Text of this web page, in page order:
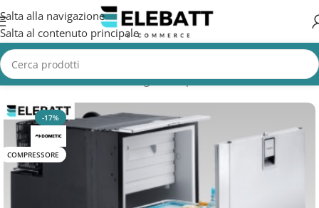
Salta alla navigazione
Salta al contenuto principale
Home/Accessori Nautica/Frigorifero per Barca
-17%
COMPRESSORE